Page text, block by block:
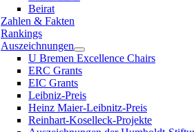
Beirat
Zahlen & Fakten
Rankings
Auszeichnungen
U Bremen Excellence Chairs
ERC Grants
EIC Grants
Leibniz-Preis
Heinz Maier-Leibnitz-Preis
Reinhart-Koselleck-Projekte